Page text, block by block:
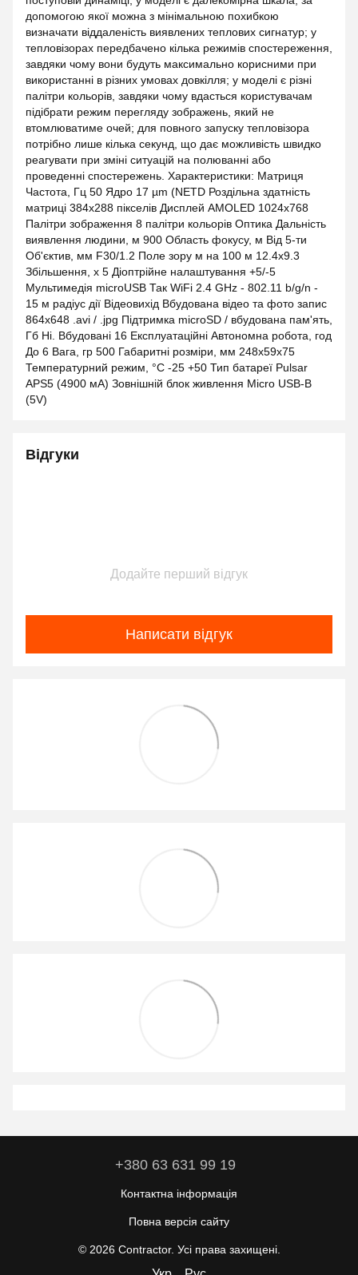
допомогою якої можна з мінімальною похибкою
визначати віддаленість виявлених теплових сигнатур; у
тепловізорах передбачено кілька режимів спостереження,
завдяки чому вони будуть максимально корисними при
використанні в різних умовах довкілля; у моделі є різні
палітри кольорів, завдяки чому вдасться користувачам
підібрати режим перегляду зображень, який не
втомлюватиме очей; для повного запуску тепловізора
потрібно лише кілька секунд, що дає можливість швидко
реагувати при зміні ситуацій на полюванні або
проведенні спостережень. Характеристики: Матриця
Частота, Гц 50 Ядро 17 µm (NETD Роздільна здатність
матриці 384x288 пікселів Дисплей AMOLED 1024x768
Палітри зображення 8 палітри кольорів Оптика Дальність
виявлення людини, м 900 Область фокусу, м Від 5-ти
Об'єктив, мм F30/1.2 Поле зору м на 100 м 12.4x9.3
Збільшення, х 5 Діоптрійне налаштування +5/-5
Мультимедія microUSB Так WiFi 2.4 GHz - 802.11 b/g/n -
15 м радіус дії Відеовихід Вбудована відео та фото запис
864х648 .avi / .jpg Підтримка microSD / вбудована пам'ять,
Гб Ні. Вбудовані 16 Експлуатаційні Автономна робота, год
До 6 Вага, гр 500 Габаритні розміри, мм 248x59x75
Температурний режим, °C -25 +50 Тип батареї Pulsar
APS5 (4900 мА) Зовнішній блок живлення Micro USB-B
(5V)
Відгуки
Додайте перший відгук
Написати відгук
+380 63 631 99 19
Контактна інформація
Повна версія сайту
© 2026 Contractor. Усі права захищені.